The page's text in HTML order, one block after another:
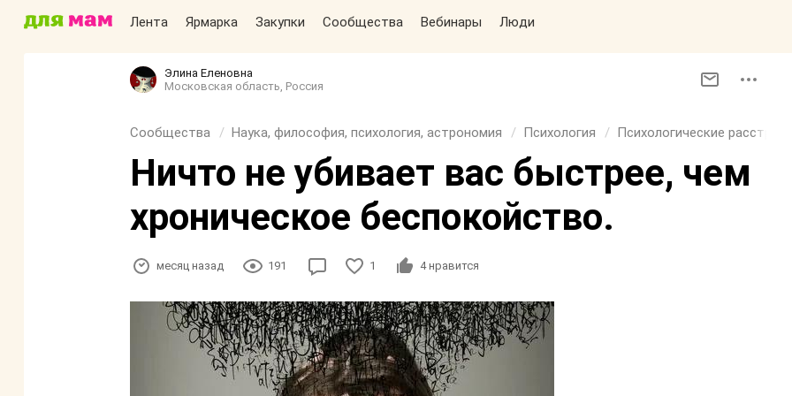
Лента Ярмарка Закупки Сообщества Вебинары Люди
Элина Еленовна
Московская область, Россия
Сообщества Наука, философия, психология, астрономия Психология Психологические
Ничто не убивает вас быстрее, чем
хроническое беспокойство.
месяц назад 191 1 4нравится